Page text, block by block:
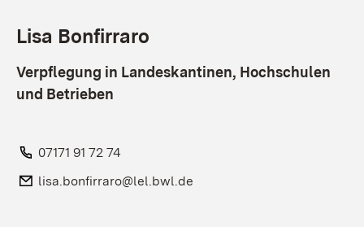
Lisa Bonfirraro
Verpflegung in Landeskantinen, Hochschulen
und Betrieben
Telefon:
07171 91 72 74
E-Mail:
lisa.bonfirraro@lel.bwl.de